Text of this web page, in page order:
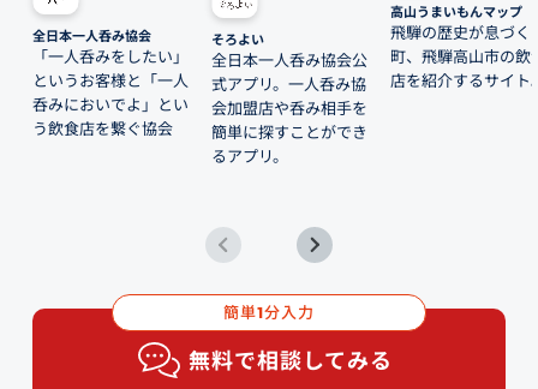
全日本一人呑み協会
「一人呑みをしたい」
というお客様と「一人
呑みにおいでよ」とい
う飲食店を繋ぐ協会
そろよい
全日本一人呑み協会公
式アプリ。一人呑み協
会加盟店や呑み相手を
簡単に探すことができ
るアプリ。
高山うまいもんマップ
飛騨の歴史が息づく
町、飛騨高山市の飲
店を紹介するサイト
簡単1分入力
無料で相談してみる